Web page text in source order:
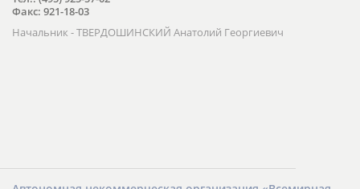
Факс: 921-18-03
Начальник - ТВЕРДОШИНСКИЙ Анатолий Георгиевич